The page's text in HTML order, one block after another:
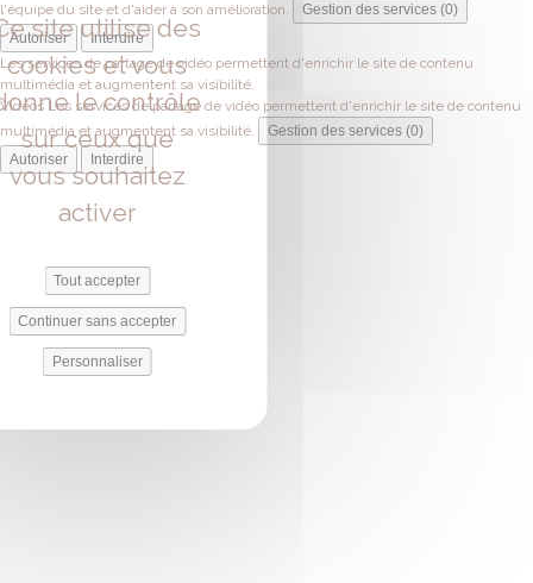
l'équipe du site et d'aider à son amélioration.
Gestion des services (0)
Autoriser
Interdire
Les services de partage de vidéo permettent d'enrichir le site de contenu
multimédia et augmentent sa visibilité.
Vidéos Les services de partage de vidéo permettent d'enrichir le site de contenu
multimédia et augmentent sa visibilité.
Gestion des services (0)
Autoriser
Interdire
site utilise des
cookies et vous
le contrôle
sur ceux que
vous souhaitez
activer
Tout accepter
Continuer sans accepter
Personnaliser